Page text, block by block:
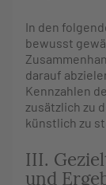
In den
bewusst
darauf
Kennzahlen
zusätzlich zu
künstlich zu
III.
und